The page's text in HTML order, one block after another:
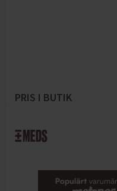
PRIS I BUTIK